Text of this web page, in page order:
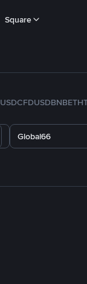
Square
USDCFDUSDBNBETH
Global66